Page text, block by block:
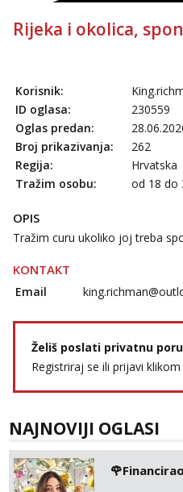
Rijeka i okolica,
Korisnik:
ID oglasa:
230559
Oglas predan:
Broj prikazivanja:
262
Regija:
Hrvatska
Tražim osobu:
od 18 do
OPIS
Tražim curu ukoliko joj treba
KONTAKT
Email
Želiš poslati privatnu
Registriraj se ili prijavi klikom
NAJNOVIJI OGLASI